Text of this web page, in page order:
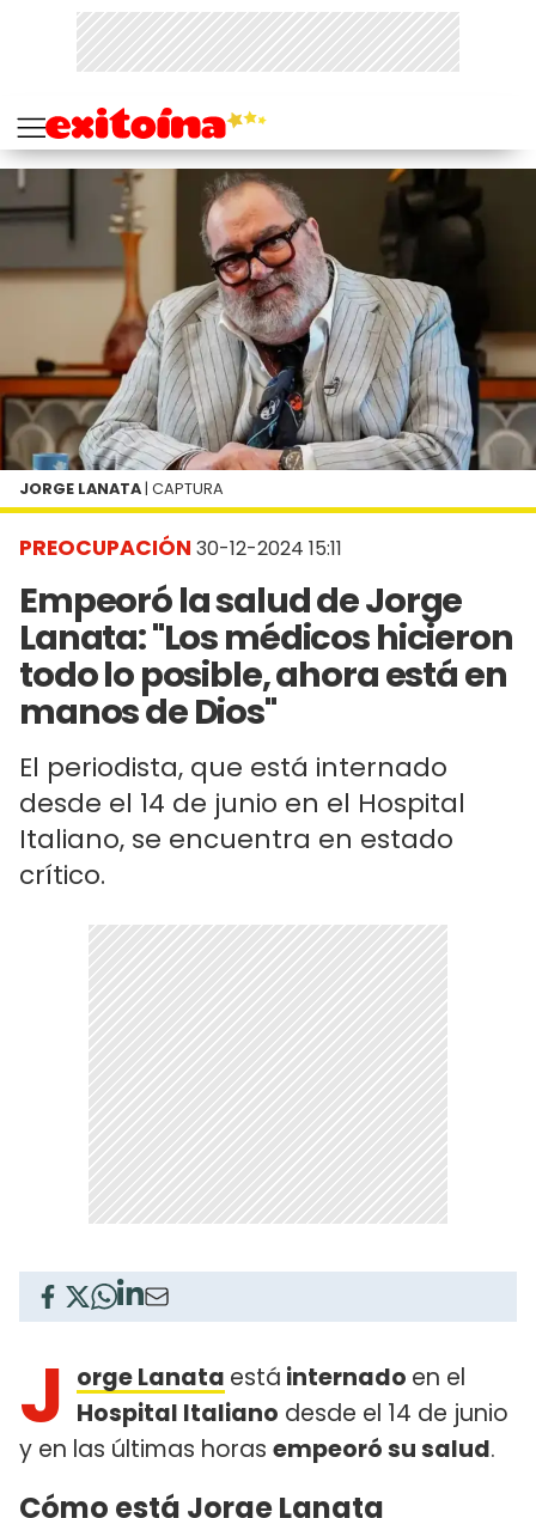
PREOCUPACIÓN 30-12-2024 15:11
Empeoró la salud de Jorge
Lanata: "Los médicos hicieron
todo lo posible, ahora está en
manos de Dios"
El periodista, que está internado
desde el 14 de junio en el Hospital
Italiano, se encuentra en estado
crítico.
JORGE LANATA | CAPTURA
J orge Lanata está internado en el
Hospital Italiano desde el 14 de junio
y en las últimas horas empeoró su salud.
Cómo está Jorge Lanata